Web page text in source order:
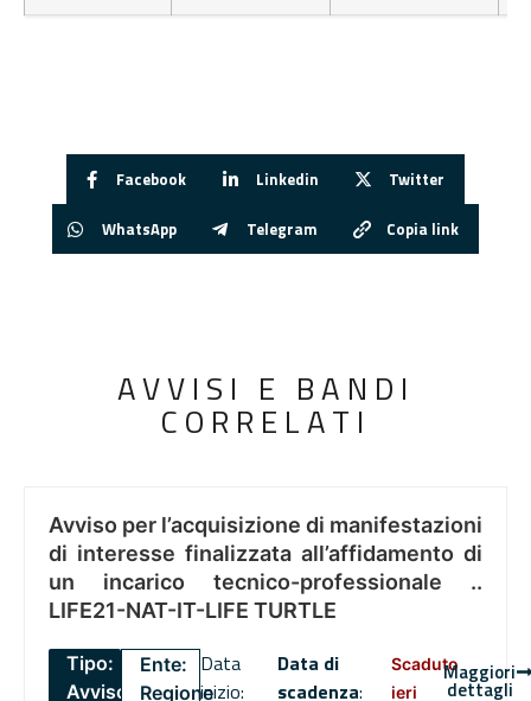
Facebook Linkedin Twitter
WhatsApp Telegram Copia link
AVVISI E BANDI
CORRELATI
Avviso per l’acquisizione di manifestazioni
di interesse finalizzata all’affidamento di
un incarico tecnico-professionale ..
LIFE21-NAT-IT-LIFE TURTLE
Tipo:
Avviso
Ente:
Regione
Data
inizio:
Data di
scadenza:
Scaduto
ieri
Maggiori
dettagli